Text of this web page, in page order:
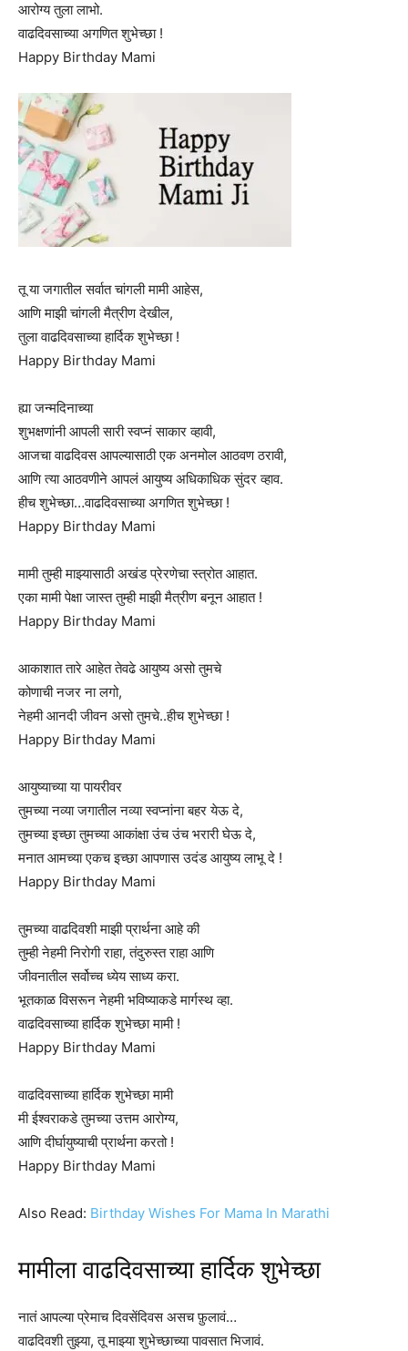
आरोग्य तुला लाभो.
वाढदिवसाच्या अगणित शुभेच्छा !
Happy Birthday Mami
तू या जगातील सर्वात चांगली मामी आहेस,
आणि माझी चांगली मैत्रीण देखील,
तुला वाढदिवसाच्या हार्दिक शुभेच्छा !
Happy Birthday Mami
ह्या जन्मदिनाच्या
शुभक्षणांनी आपली सारी स्वप्नं साकार व्हावी,
आजचा वाढदिवस आपल्यासाठी एक अनमोल आठवण ठरावी,
आणि त्या आठवणीने आपलं आयुष्य अधिकाधिक सुंदर व्हाव.
हीच शुभेच्छा…वाढदिवसाच्या अगणित शुभेच्छा !
Happy Birthday Mami
मामी तुम्ही माझ्यासाठी अखंड प्रेरणेचा स्त्रोत आहात.
एका मामी पेक्षा जास्त तुम्ही माझी मैत्रीण बनून आहात !
Happy Birthday Mami
आकाशात तारे आहेत तेवढे आयुष्य असो तुमचे
कोणाची नजर ना लगो,
नेहमी आनदी जीवन असो तुमचे..हीच शुभेच्छा !
Happy Birthday Mami
आयुष्याच्या या पायरीवर
तुमच्या नव्या जगातील नव्या स्वप्नांना बहर येऊ दे,
तुमच्या इच्छा तुमच्या आकांक्षा उंच उंच भरारी घेऊ दे,
मनात आमच्या एकच इच्छा आपणास उदंड आयुष्य लाभू दे !
Happy Birthday Mami
तुमच्या वाढदिवशी माझी प्रार्थना आहे की
तुम्ही नेहमी निरोगी राहा, तंदुरुस्त राहा आणि
जीवनातील सर्वोच्च ध्येय साध्य करा.
भूतकाळ विसरून नेहमी भविष्याकडे मार्गस्थ व्हा.
वाढदिवसाच्या हार्दिक शुभेच्छा मामी !
Happy Birthday Mami
वाढदिवसाच्या हार्दिक शुभेच्छा मामी
मी ईश्वराकडे तुमच्या उत्तम आरोग्य,
आणि दीर्घायुष्याची प्रार्थना करतो !
Happy Birthday Mami
Also Read: Birthday Wishes For Mama In Marathi
मामीला वाढदिवसाच्या हार्दिक शुभेच्छा
नातं आपल्या प्रेमाच दिवसेंदिवस असच फ़ुलावं…
वाढदिवशी तुझ्या, तू माझ्या शुभेच्छाच्या पावसात भिजावं.